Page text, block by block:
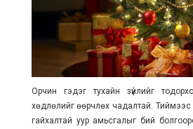
Орчин гэдэг тухайн зүйлийг
хөдлөлийг өөрчлөх чадалтай.
гайхалтай уур амьсгалыг бий